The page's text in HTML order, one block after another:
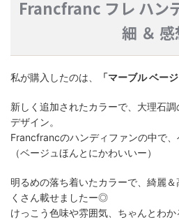
Francfranc フレ ハン
細 ＆ 感
私が購入したのは、 「マーブル ベージ
新しく追加されたカラーで、大理石
デザイン。
Francfrancのハンディファンの中で、
（ベージュほんとにかわいいー）
明るめの落ち着いたカラーで、綺麗
くさん載せましたー◎
けっこう色味や雰囲気、ちゃんとわか